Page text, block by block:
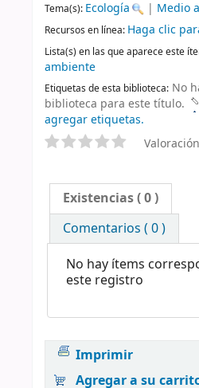
Tema(s): Ecología | Medio
Recursos en línea: Haga clic
Lista(s) en las que aparece este
ambiente
Etiquetas de esta biblioteca: No
biblioteca para este título.
agregar etiquetas.
Existencias( 0 )
Comentarios ( 0 )
No hay ítems
este registro
Imprimir
Agregar a su